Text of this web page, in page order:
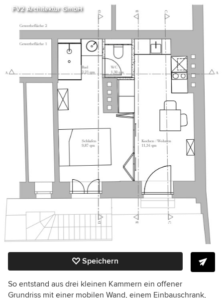
FV2 Architektur GmbH
Speichern
So entstand aus drei kleinen Kammern ein offener
Grundriss mit einer mobilen Wand, einem Einbauschrank,